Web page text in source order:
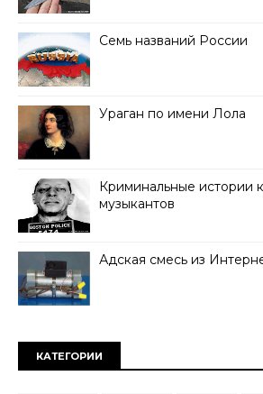
Семь названий России
Ураган по имени Лола
Криминальные истории
музыкантов
Адская смесь из
КАТЕГОРИИ